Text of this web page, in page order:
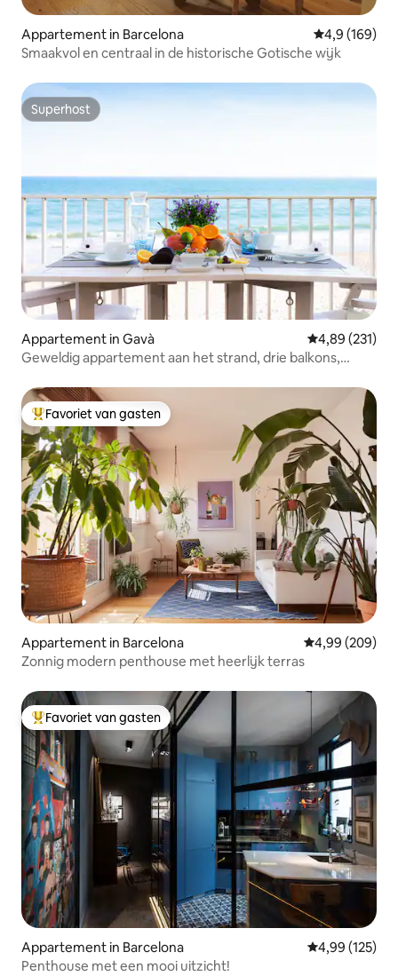
Appartement in Barcelona Gemiddelde
4,9 (169)
Smaakvol en centraal in de historische Gotische wijk
Superhost
Superhost
Appartement in Gavà Gemiddelde
4,89 (231)
Geweldig appartement aan het strand, drie balkons,
Topfavoriet van gasten
Favoriet van gasten
Appartement in Barcelona Gemiddelde
4,99 (209)
Zonnig modern penthouse met heerlijk terras
Topfavoriet van gasten
Favoriet van gasten
Appartement in Barcelona Gemiddelde
4,99 (125)
Penthouse met een mooi uitzicht!